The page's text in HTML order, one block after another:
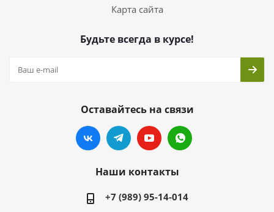
Карта сайта
Будьте всегда в курсе!
Оставайтесь на связи
Наши контакты
+7 (989) 95-14-014